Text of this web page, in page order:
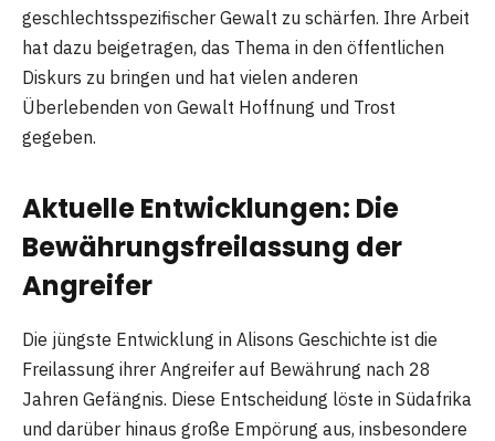
geschlechtsspezifischer Gewalt zu schärfen. Ihre Arbeit
hat dazu beigetragen, das Thema in den öffentlichen
Diskurs zu bringen und hat vielen anderen
Überlebenden von Gewalt Hoffnung und Trost
gegeben.
Aktuelle Entwicklungen: Die
Bewährungsfreilassung der
Angreifer
Die jüngste Entwicklung in Alisons Geschichte ist die
Freilassung ihrer Angreifer auf Bewährung nach 28
Jahren Gefängnis. Diese Entscheidung löste in Südafrika
und darüber hinaus große Empörung aus, insbesondere